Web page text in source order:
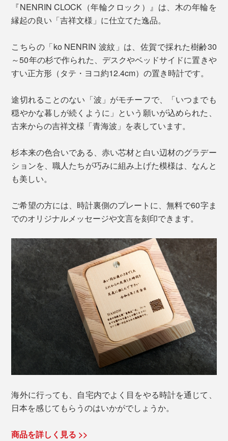
『NENRIN CLOCK（年輪クロック）』は、木の年輪を
縁起の良い「吉祥文様」に仕立てた逸品。
こちらの「ko NENRIN 波紋」は、佐賀で採れた樹齢30
～50年の杉で作られた、デスクやベッドサイドに置きや
すい正方形（タテ・ヨコ約12.4cm）の置き時計です。
途切れることのない「波」がモチーフで、「いつまでも
穏やかな暮しが続くように」という願いが込められた、
古来からの吉祥文様「青海波」を表しています。
杉本来の色合いである、赤い芯材と白い辺材のグラデー
ションを、職人たちが巧みに組み上げた模様は、なんと
も美しい。
ご希望の方には、時計裏側のプレートに、無料で60字ま
でのオリジナルメッセージや文言を刻印できます。
海外に行っても、自宅内でよく目をやる時計を通じて、
日本を感じてもらうのはいかがでしょうか。
商品を詳しく見る >>